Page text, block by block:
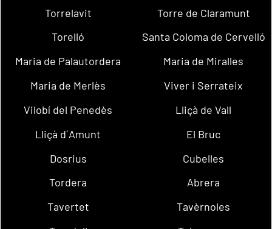
Torrelavit
Torre de Claramunt
Torelló
Santa Coloma de Cervelló
Maria de Palautordera
Maria de Miralles
Maria de Merlès
Viver i Serrateix
Vilobí del Penedès
Lliçà de Vall
Lliçà d´Amunt
El Bruc
Dosrius
Cubelles
Tordera
Abrera
Tavertet
Tavèrnoles